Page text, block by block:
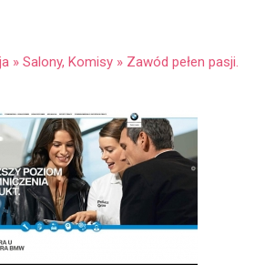
» Salony, Komisy» Zawód pełen pasji.